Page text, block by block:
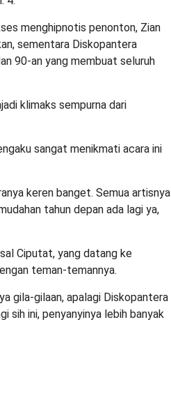
menghipnotis penonton, Zian
sementara Diskopantera
90-an yang membuat seluruh
klimaks sempurna dari
sangat menikmati acara ini
keren banget. Semua artisnya
tahun depan ada lagi ya,
Ciputat, yang datang ke
teman-temannya.
gila-gilaan, apalagi Diskopantera
sih ini, penyanyinya lebih banyak